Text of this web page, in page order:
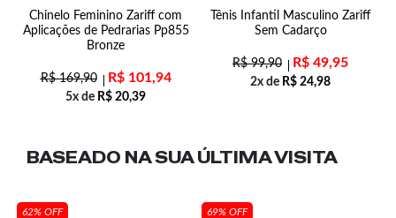
Chinelo Feminino Zariff com
Aplicações de Pedrarias Pp855
Bronze
R$169,90 R$101,94
5x de R$ 20,39
Tênis Infantil Masculino Zariff
Sem Cadarço
R$99,90 R$ 49,95
2x de R$ 24,98
BASEADO NA SUAÚLTIMA VISITA
62% OFF 69% OFF